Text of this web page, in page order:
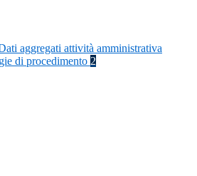
aggregati attività amministrativa
di procedimento 2